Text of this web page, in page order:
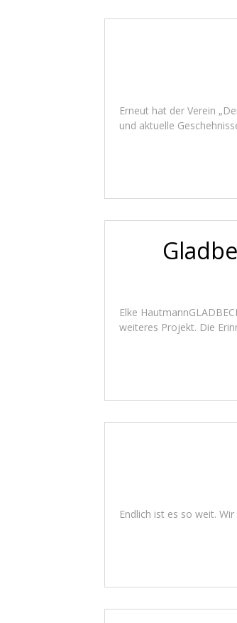
Erneut hat der Verein
und aktuelle
Elke
weiteres Projekt. Die
Endlich ist es so weit.